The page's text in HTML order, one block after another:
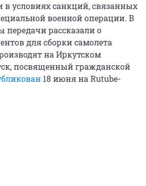
условиях санкций, связанных
военной операции. В
передачи рассказали о
для сборки самолета
на Иркутском
посвященный гражданской
18 июня на Rutube-